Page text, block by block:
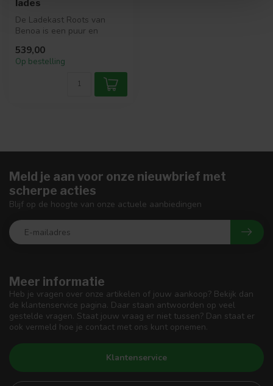
lades
De Ladekast Roots van
Benoa is een puur en
brengt in ...
539,00
Op bestelling
Meer informatie
Heb je vragen over onze artikelen of jouw aankoop? Bekijk dan
de klantenservice pagina. Daar staan antwoorden op veel
gestelde vragen. Staat jouw vraag er niet tussen? Dan staat er
ook vermeld hoe je contact met ons kunt opnemen.
Klantenservice
Meld je aan voor onze nieuwbrief met
scherpe acties
Blijf op de hoogte van onze actuele aanbiedingen